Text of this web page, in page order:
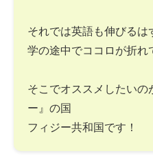
それでは英語も伸びるは
学の途中でココロが折れ
そこでオススメしたいの
ー』の国
フィジー共和国です！